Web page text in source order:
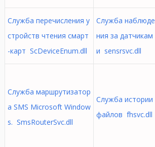
Служба перечисления у
стройств чтения смарт
-карт ScDeviceEnum.dll
Служба наблюде
ния за датчикам
и sensrsvc.dll
Служба маршрутизатор
а SMS Microsoft Window
s. SmsRouterSvc.dll
Служба истории
файлов fhsvc.dll